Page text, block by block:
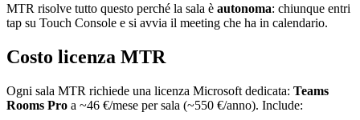
MTR risolve tutto questo perché la sala è autonoma: chiunque entri
tap su Touch Console e si avvia il meeting che ha in calendario.
Costo licenza MTR
Ogni sala MTR richiede una licenza Microsoft dedicata: Teams
Rooms Pro a ~46 €/mese per sala (~550 €/anno). Include: